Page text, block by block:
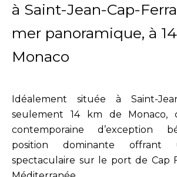
à Saint-Jean-Cap-
mer panoramique, à
Monaco
Idéalement située à Saint-
seulement 14 km de Monaco,
contemporaine d’exception
position dominante offrant
spectaculaire sur le port de Cap